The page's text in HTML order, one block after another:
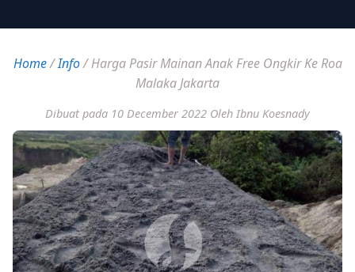
Home/Info/Harga Pasir Mainan Anak Free Ongkir Ke Roa
Malaka Jakarta
Dibuat pada 10 December 2022 Oleh Ibnu Koesnady